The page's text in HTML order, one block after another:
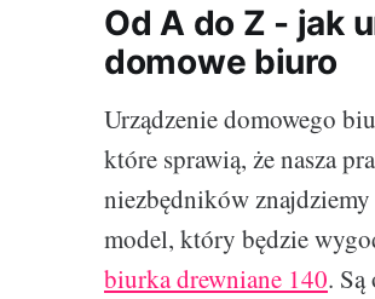
Od A do Z - jak
domowe biuro
Urządzenie domowego
które sprawią, że nasza
niezbędników
model, który będzie
biurka drewniane 140.